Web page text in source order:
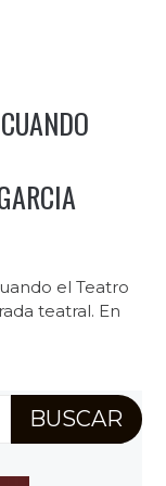
el Teatro
teatral. En